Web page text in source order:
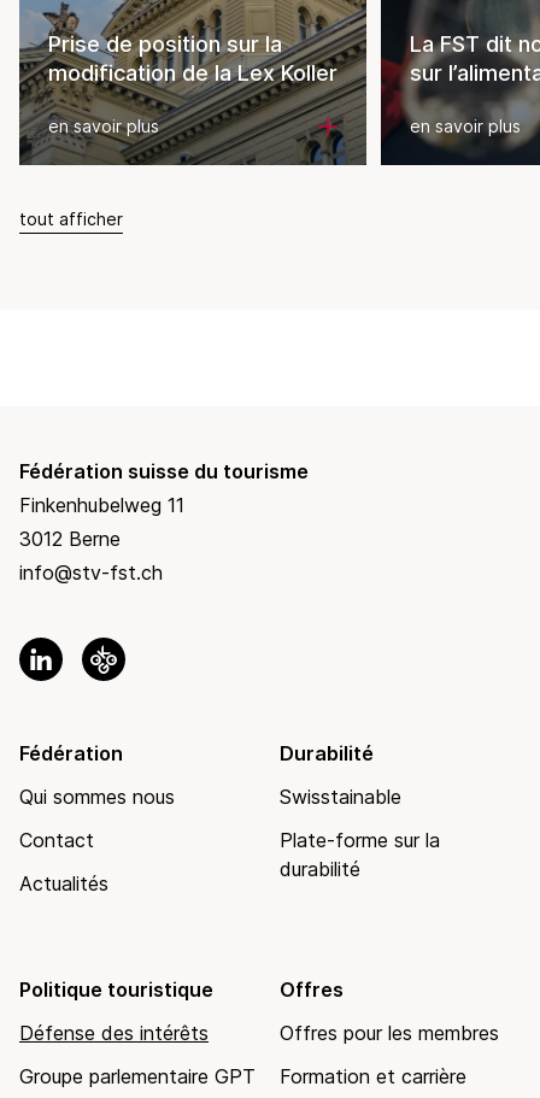
Prise de position sur la
modification de la Lex Koller
en savoir plus
La FST dit
sur
en savoir plus
tout afficher
Fédération suisse du tourisme
Finkenhubelweg 11
3012 Berne
info@stv-fst.ch
Fédération
Qui sommes nous
Contact
Actualités
Durabilité
Swisstainable
Plate-forme sur la
durabilité
Politique touristique
Défense des intérêts
Groupe parlementaire GPT
Offres
Offres pour les membres
Formation et carrière